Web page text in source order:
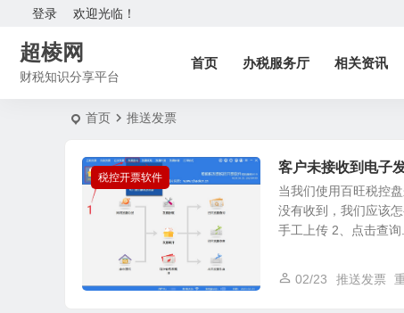
欢迎光临！
登录
超棱网
财税知识分享平台
首页 办税服务厅 相关资讯
首页 推送发票
税控开票软件
客户未接收到电子
当我们使用百旺税控
没有收到，我们应该
手工上传 2、点击查询...
02/23 推送发票